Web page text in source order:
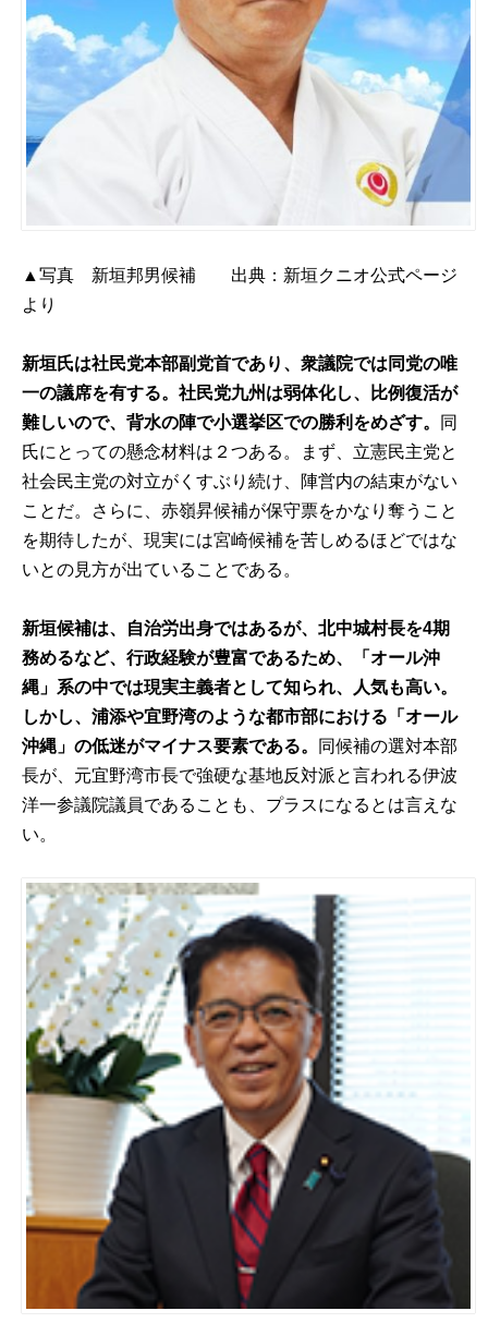
▲写真 新垣邦男候補 出典： 新垣クニオ公式ページ
より
新垣氏は社民党本部副党首であり、衆議院では同党の唯
一の議席を有する。社民党九州は弱体化し、比例復活が
難しいので、背水の陣で小選挙区での勝利をめざす。
同
氏にとっての懸念材料は２つある。まず、立憲民主党と
社会民主党の対立がくすぶり続け、陣営内の結束がない
ことだ。さらに、赤嶺昇候補が保守票をかなり奪うこと
を期待したが、現実には宮崎候補を苦しめるほどではな
いとの見方が出ていることである。
新垣候補は、自治労出身ではあるが、北中城村長を4期
務めるなど、行政経験が豊富であるため、「オール沖
縄」系の中では現実主義者として知られ、人気も高い。
しかし、浦添や宜野湾のような都市部における「オール
沖縄」の低迷がマイナス要素である。
同候補の選対本部
長が、元宜野湾市長で強硬な基地反対派と言われる伊波
洋一参議院議員であることも、プラスになるとは言えな
い。